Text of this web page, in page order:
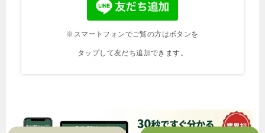
※スマートフォンでご覧の方はボタンを
タップして友だち追加できます。